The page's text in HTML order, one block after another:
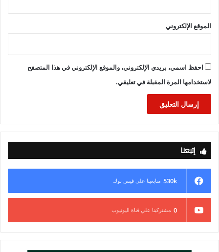
الموقع الإلكتروني
احفظ اسمي، بريدي الإلكتروني، والموقع الإلكتروني في هذا المتصفح
لاستخدامها المرة المقبلة في تعليقي.
إتبعنا
530k متابعينا علي فيس بوك
0 مشتركينا علي قناة اليوتيوب